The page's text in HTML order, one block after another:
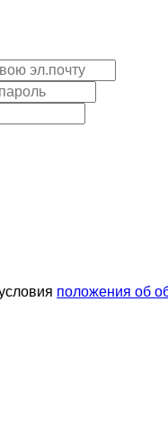
положения об